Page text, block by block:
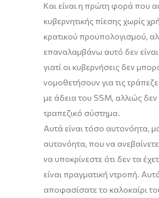
Και είναι η πρώτη φορά που
κυβερνητικής πίεσης χωρίς
κρατικού προϋπολογισμού,
επαναλαμβάνω αυτό δεν
γιατί οι κυβερνήσεις δεν
νομοθετήσουν για τις
με άδεια του SSM, αλλιώς
τραπεζικό σύστημα.
Αυτά είναι τόσο αυτονόητα,
αυτονόητα, που να
να υποκρίνεστε ότι δεν τα
είναι πραγματική ντροπή.
αποφασίσατε το καλοκαίρι